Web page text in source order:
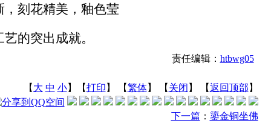
刻花精美，釉色莹
的突出成就。
责任编辑： htbwg05
【 大 中 小】【打印 】 【繁体】 【 关闭 】 【返回顶部 】
下一篇 ： 鎏金铜坐佛